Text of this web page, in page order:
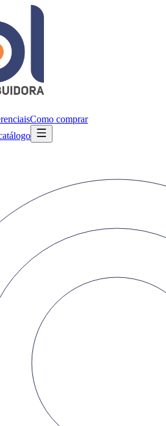
Como comprar